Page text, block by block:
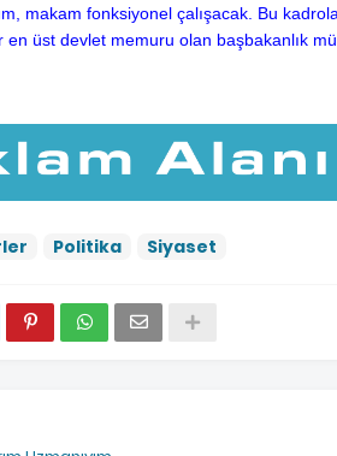
makam fonksiyonel çalışacak. Bu
üst devlet memuru olan başbakanlık
Politika Siyaset